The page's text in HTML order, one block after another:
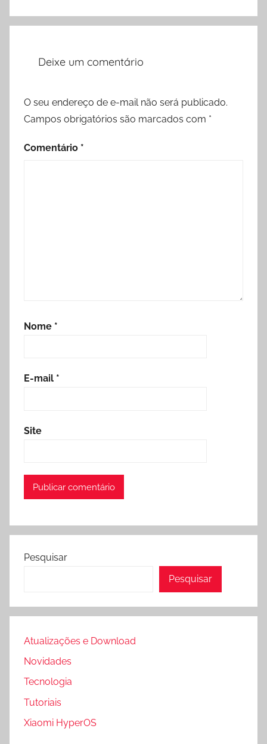
Deixe um comentário
O seu endereço de e-mail não será publicado.
Campos obrigatórios são marcados com *
Comentário *
Nome *
E-mail *
Site
Pesquisar
Pesquisar
Atualizações e Download
Novidades
Tecnologia
Tutoriais
Xiaomi HyperOS